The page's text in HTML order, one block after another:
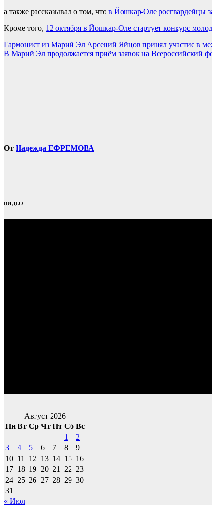
а также рассказывал о том, что в Йошкар-Оле росгвардейцы
Кроме того, 12 октября в Йошкар-Оле стартует конкурс
Навигация
по
Гармонист из Марий Эл Арсений Яйцов принял участие в
В Марий Эл продолжается приём заявок на Всероссийский
От Надежда ЕФРЕМОВА
ВИДЕО
Август 2026
Пн Вт Ср Чт Пт Сб Вс
1
2
3
4 5 6 7 8
9
10 11 12 13 14 15 16
17 18 19 20 21 22 23
24 25 26 27 28 29 30
31
« Июл